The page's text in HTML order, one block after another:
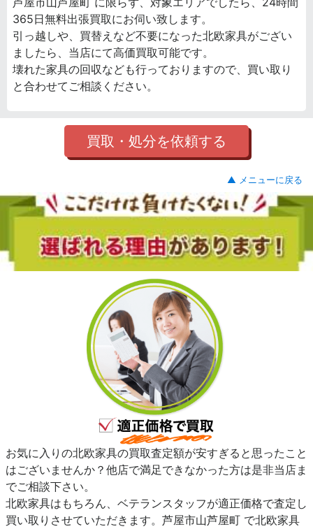
365日無料出張買取にお伺い致します。
引っ越しや、買替えなど不要になった北欧家具がござい
ましたら、当店にて高価買取可能です。
壊れた家具の回収なども行っておりますので、買い取り
と合わせてご相談ください。
買取・処分を依頼する
▲ メニューに戻る
お気に入りの北欧家具の買取査定額が安すぎると思ったこと
はございませんか？他店で満足できなかった方は是非当店ま
でご相談下さい。
北欧家具はもちろん、ベテランスタッフが適正価格で査定し
買い取りさせていただきます。芦屋市山芦屋町 で北欧家具